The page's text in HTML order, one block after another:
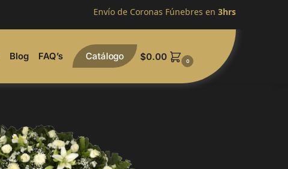
Envío de Coronas Fúnebres en 3hrs
Blog FAQ’s Catálogo $0.00 0